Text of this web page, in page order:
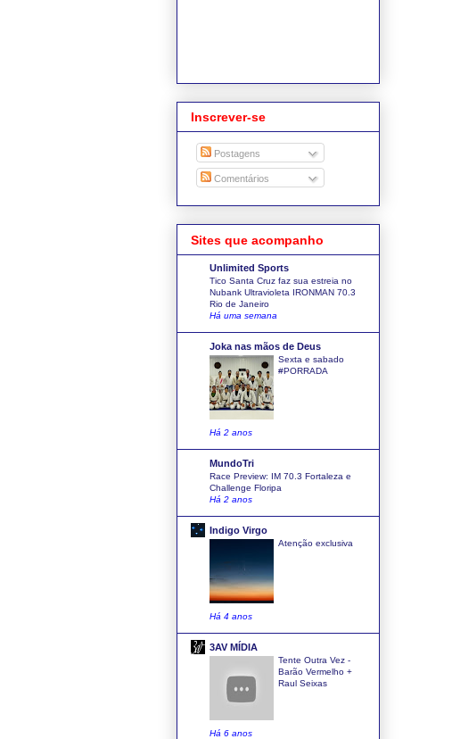
Inscrever-se
Postagens
Comentários
Sites que acompanho
Unlimited Sports
Tico Santa Cruz faz sua estreia no
Nubank Ultravioleta IRONMAN 70.3
Rio de Janeiro
Há uma semana
Joka nas mãos de Deus
Sexta e sabado
#PORRADA
Há 2 anos
MundoTri
Race Preview: IM 70.3 Fortaleza e
Challenge Floripa
Há 2 anos
Indigo Virgo
Atenção exclusiva
Há 4 anos
3AV MÍDIA
Tente Outra Vez -
Barão Vermelho +
Raul Seixas
Há 6 anos